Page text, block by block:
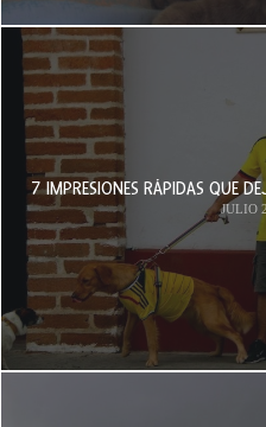
7 IMPRESIONES RÁPIDAS QUE
JULIO